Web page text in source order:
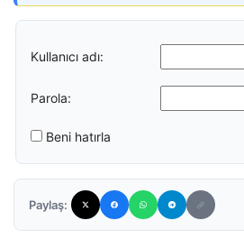
Kullanıcı adı:
Parola:
Beni hatırla
Paylaş: